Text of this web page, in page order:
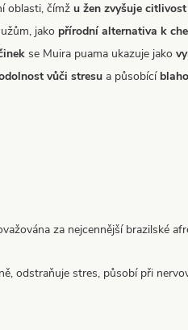
oblasti, čímž u žen zvyšuje citlivost
jako přírodní alternativa k
se Muira puama ukazuje jako
vůči stresu a působící
za nejcennější brazilské
odstraňuje stres, působí při